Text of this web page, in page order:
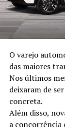
O varejo
das maiores
Nos últimos
deixaram de
concreta.
Além disso,
a concorrência